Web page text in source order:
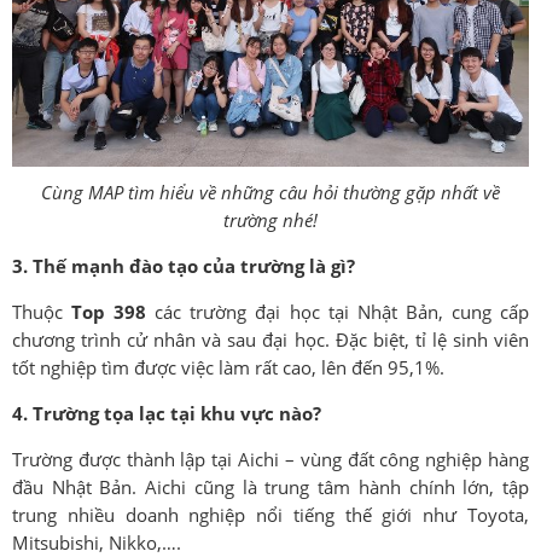
Cùng MAP tìm hiểu về những câu hỏi thường gặp nhất về
trường nhé!
3. Thế mạnh đào tạo của trường là gì?
ThuộcTop 398 các trường đại học tại Nhật Bản, cung cấp
chương trình cử nhân và sau đại học. Đặc biệt, tỉ lệ sinh viên
tốt nghiệp tìm được việc làm rất cao, lên đến 95,1%.
4. Trường tọa lạc tại khu vực nào?
Trường được thành lập tại Aichi – vùng đất công nghiệp hàng
đầu Nhật Bản. Aichi cũng là trung tâm hành chính lớn, tập
trung nhiều doanh nghiệp nổi tiếng thế giới như Toyota,
Mitsubishi, Nikko,….